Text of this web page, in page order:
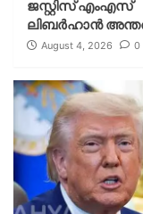
ജസ്റ്റിസ് എംഎസ്
ലിബര്‍ഹാന്‍
August 4, 2026 0